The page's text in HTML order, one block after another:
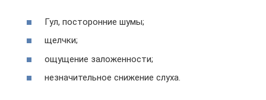
Гул, посторонние шумы;
щелчки;
ощущение заложенности;
незначительное снижение слуха.